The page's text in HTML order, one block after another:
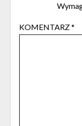
KOMENTARZ*